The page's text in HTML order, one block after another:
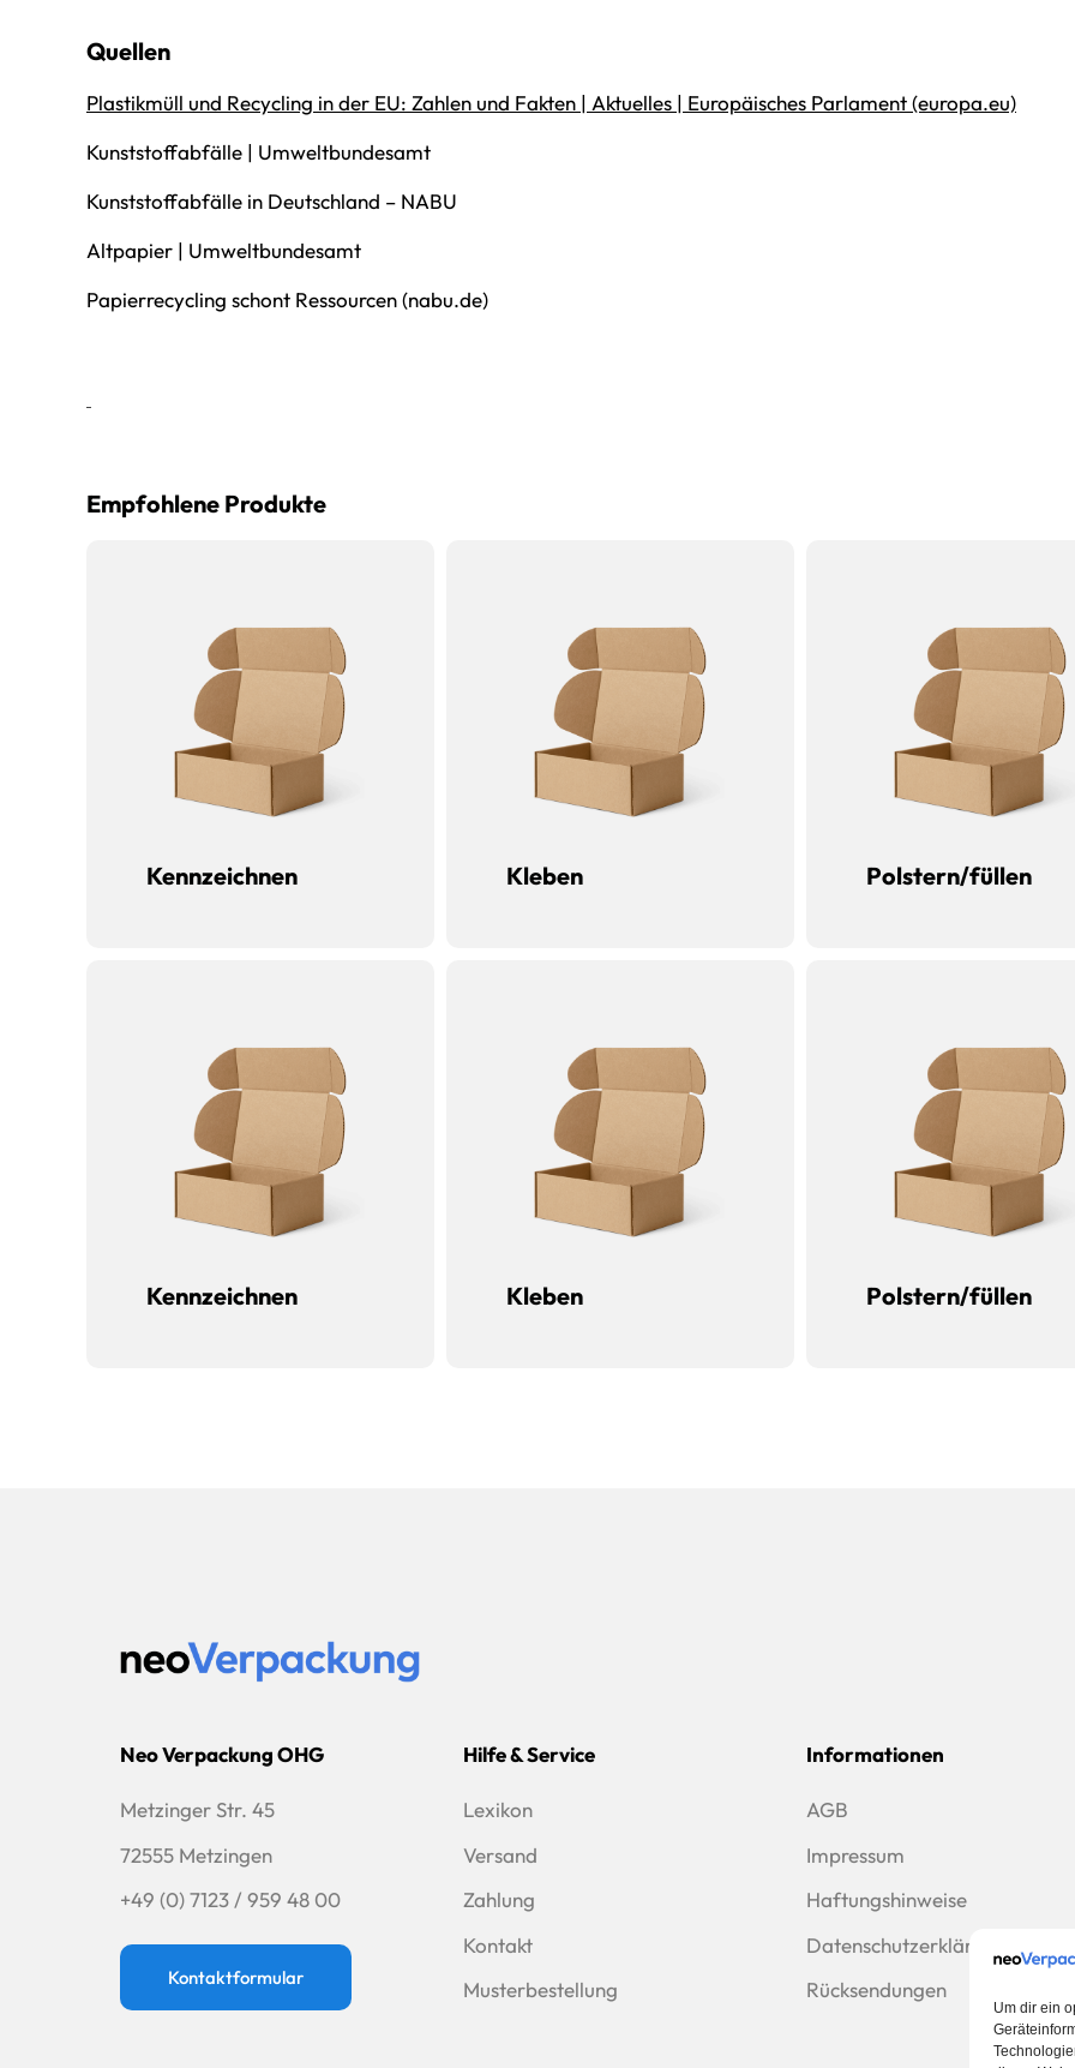
Um dir ein
Quellen
Plastikmüll und Recycling in der EU: Zahlen und Fakten | Aktuelles | Europäisches Parlament (europa.eu)
Kunststoffabfälle | Umweltbundesamt
Kunststoffabfälle in Deutschland – NABU
Altpapier | Umweltbundesamt
Papierrecycling schont Ressourcen (nabu.de)
Empfohlene Produkte
Kennzeichnen Kleben Polstern/füllen
Kennzeichnen Kleben Polstern/füllen
Neo Verpackung OHG
Metzinger Str. 45
72555 Metzingen
+49 (0) 7123 / 959 48 00
Kontaktformular
Hilfe & Service
Lexikon
Versand
Zahlung
Kontakt
Musterbestellung
Informationen
AGB
Impressum
Haftungshinweise
Datenschutzerklärung
Rücksendungen